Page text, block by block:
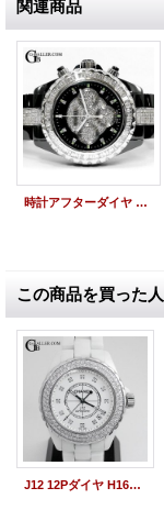
関連商品
時計アフターダイヤ シャネルJ12 100本限定仕様 バゲットダイヤベゼル/ブレスダイヤ
この商品を買った
J12 12Pダイヤ H1629 シャネルアフターダイヤベゼル